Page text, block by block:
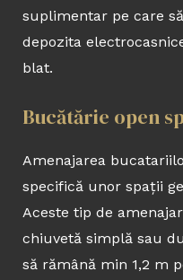
suplimentar pe care
depozita
blat.
Bucătărie open
Amenajarea
specifică unor spații
Aceste tip de
chiuvetă simplă sau
să rămână min 1,2 m